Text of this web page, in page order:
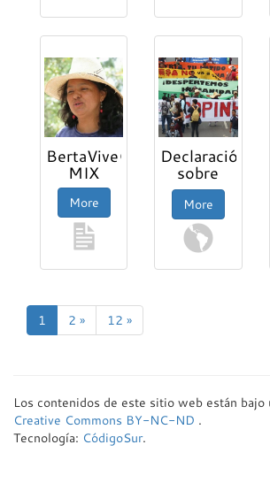
BertaViveCOPINHSigue-
MIX
More
Declaración
sobre
Convenio
y
Consulta
More
1 2 » 12 »
Los contenidos de este sitio web están bajo
Creative Commons BY-NC-ND .
Tecnología: CódigoSur.